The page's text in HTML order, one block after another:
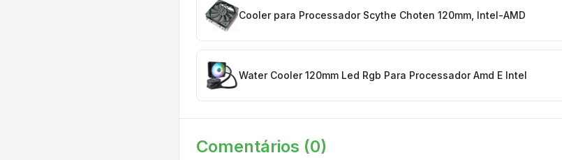
Cooler para Processador Scythe Choten 120mm, Intel-AMD
Water Cooler 120mm Led Rgb Para Processador Amd E Intel
Comentários (0)